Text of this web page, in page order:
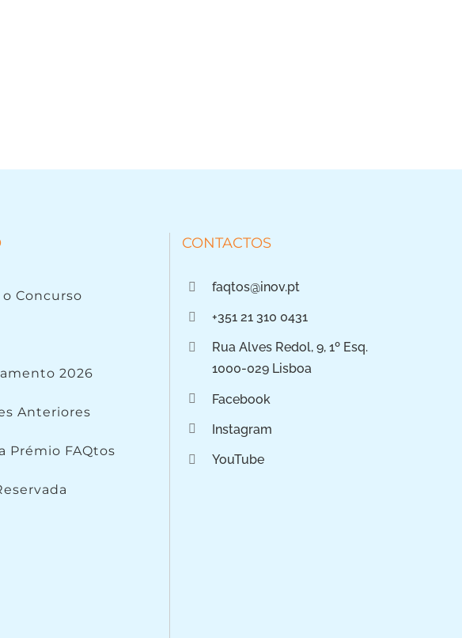
o Concurso
2026
Anteriores
Prémio FAQtos
CONTACTOS
faqtos@inov.pt
+351 21 310 0431
Rua Alves Redol, 9, 1º Esq.
1000-029 Lisboa
Facebook
Instagram
YouTube